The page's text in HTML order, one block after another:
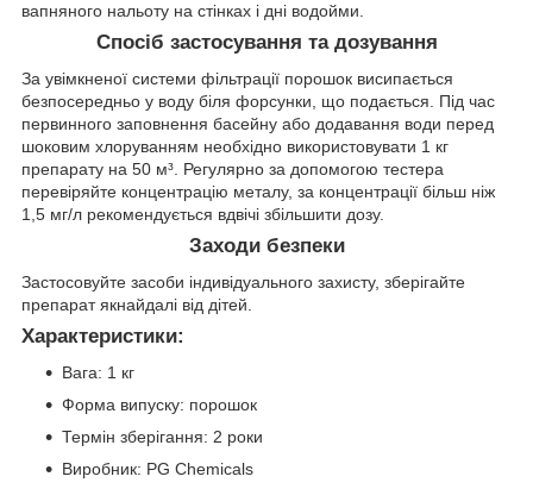
вапняного нальоту на стінках і дні водойми.
Спосіб застосування та дозування
За увімкненої системи фільтрації порошок висипається
безпосередньо у воду біля форсунки, що подається. Під час
первинного заповнення басейну або додавання води перед
шоковим хлоруванням необхідно використовувати 1 кг
препарату на 50 м³. Регулярно за допомогою тестера
перевіряйте концентрацію металу, за концентрації більш ніж
1,5 мг/л рекомендується вдвічі збільшити дозу.
Заходи безпеки
Застосовуйте засоби індивідуального захисту, зберігайте
препарат якнайдалі від дітей.
Характеристики:
Вага: 1 кг
Форма випуску: порошок
Термін зберігання: 2 роки
Виробник: PG Chemicals